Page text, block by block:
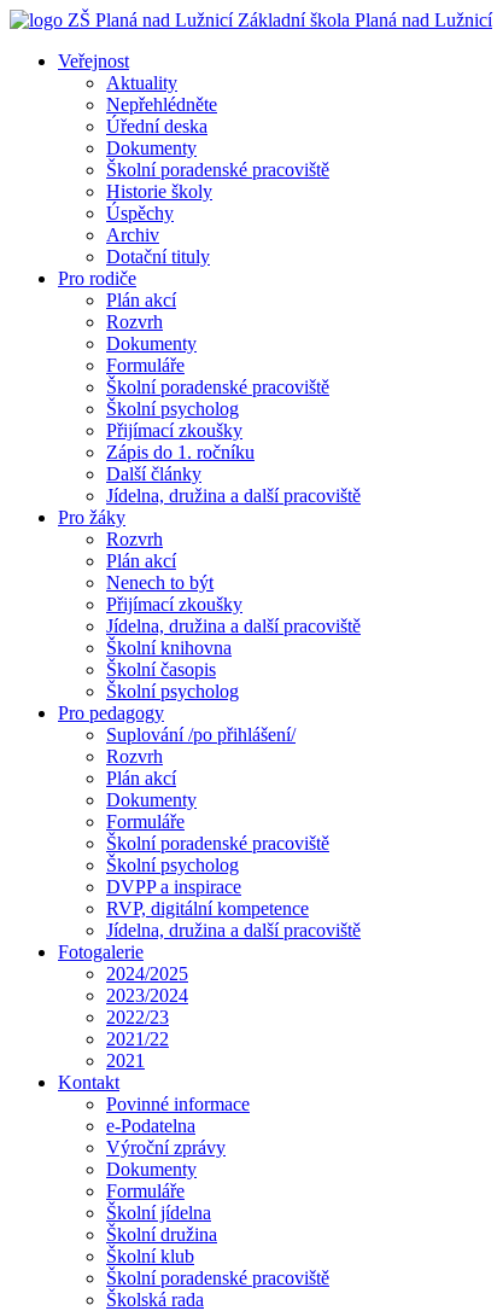
Základní škola Planá nad Lužnicí
Veřejnost
Aktuality
Nepřehlédněte
Úřední deska
Dokumenty
Školní poradenské pracoviště
Historie školy
Úspěchy
Archiv
Dotační tituly
Pro rodiče
Plán akcí
Rozvrh
Dokumenty
Formuláře
Školní poradenské pracoviště
Školní psycholog
Přijímací zkoušky
Zápis do 1. ročníku
Další články
Jídelna, družina a další pracoviště
Pro žáky
Rozvrh
Plán akcí
Nenech to být
Přijímací zkoušky
Jídelna, družina a další pracoviště
Školní knihovna
Školní časopis
Školní psycholog
Pro pedagogy
Suplování /po přihlášení/
Rozvrh
Plán akcí
Dokumenty
Formuláře
Školní poradenské pracoviště
Školní psycholog
DVPP a inspirace
RVP, digitální kompetence
Jídelna, družina a další pracoviště
Fotogalerie
2024/2025
2023/2024
2022/23
2021/22
2021
Kontakt
Povinné informace
e-Podatelna
Výroční zprávy
Dokumenty
Formuláře
Školní jídelna
Školní družina
Školní klub
Školní poradenské pracoviště
Školská rada